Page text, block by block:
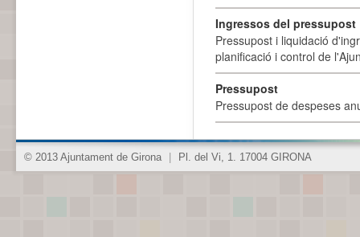
Ingressos del pressupost
Pressupost i liquidació
planificació i control de
Pressupost
Pressupost de despeses
© 2013 Ajuntament de Girona Pl. del Vi, 1. 17004 GIRONA